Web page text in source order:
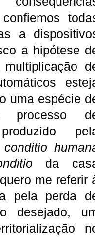
a
a hipótese
uma espécie
processo
conditio
da
me referir
pela perda
desejado,